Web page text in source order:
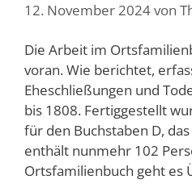
12. November 2024von
Die Arbeit im
voran. Wie berichtet,
Eheschließungen und
bis 1808. Fertiggestellt
für den Buchstaben D,
enthält nunmehr 102
Ortsfamilienbuch geht es